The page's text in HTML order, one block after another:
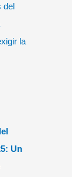
del
la
Un